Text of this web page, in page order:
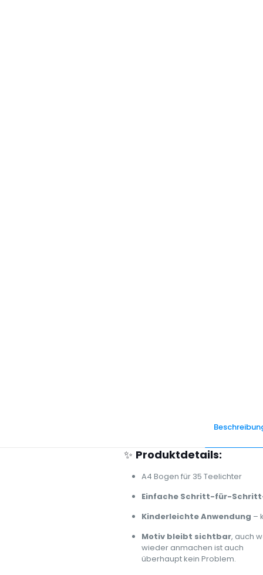
✨ Produktdetails:
A4 Bogen für 35 Teelichter
Einfache Schritt-für-
Kinderleichte Anwendung –
Motiv bleibt sichtbar, auch
wieder anmachen ist auch
überhaupt kein Problem.